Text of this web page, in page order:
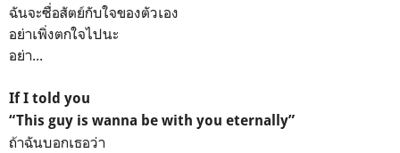
ฉันจะซื่อสัตย์กับใจของตัวเอง
อย่าเพิ่งตกใจไปนะ
อย่า...
If I told you
“This guy is wanna be with you eternally”
ถ้าฉันบอกเธอว่า